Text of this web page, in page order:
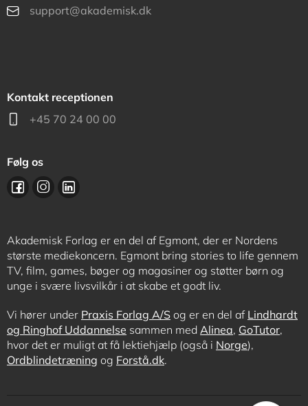
support@akademisk.dk
Kontakt receptionen
+45 70 24 00 00
Følg os
Akademisk Forlag er en del af Egmont, der er Nordens
største mediekoncern. Egmont bring stories to life gennem
TV, film, games, bøger og magasiner og støtter børn og
unge i svære livsvilkår i at skabe et godt liv.
Vi hører under Praxis Forlag A/S og er en del af Lindhardt
og Ringhof Uddannelse sammen med Alinea, GoTutor,
hvor det er muligt at få lektiehjælp (også i Norge),
Ordblindetræning og Forstå.dk.